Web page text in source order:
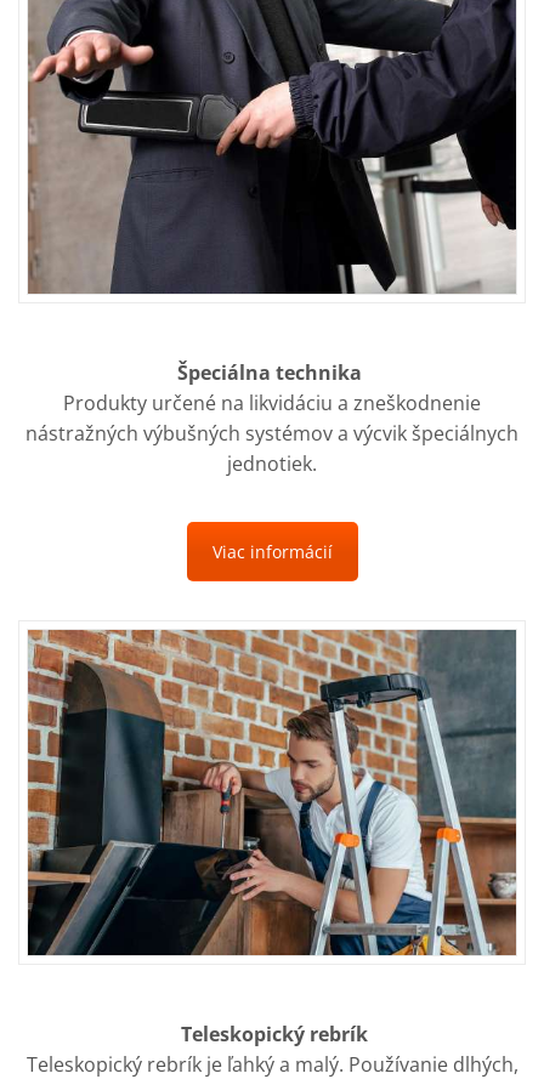
Špeciálna technika
Produkty určené na likvidáciu a zneškodnenie
nástražných výbušných systémov a výcvik špeciálnych
jednotiek.
Viac informácií
Teleskopický rebrík
Teleskopický rebrík je ľahký a malý. Používanie dlhých,